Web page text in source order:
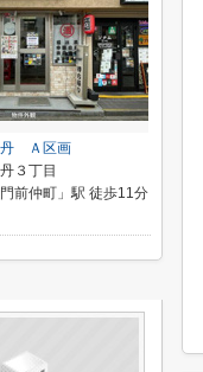
丹 Ａ区画
３丁目
前仲町」駅 徒歩11分